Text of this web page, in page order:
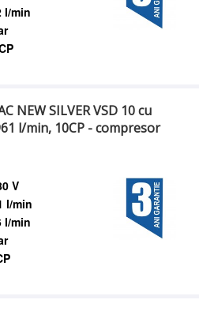
l/min
NEW SILVER VSD 10 cu
l/min, 10CP - compresor
V
l/min
l/min